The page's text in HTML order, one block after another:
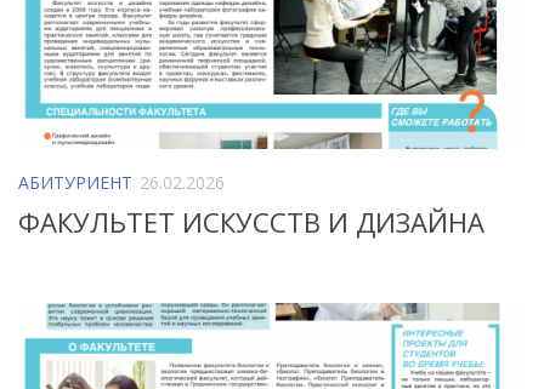
АБИТУРИЕНТ 26.02.2026
ФАКУЛЬТЕТ ИСКУССТВ И ДИЗАЙНА